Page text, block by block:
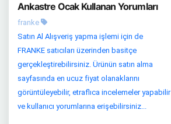
Ankastre Ocak Kullanan Yorumları
franke
Satın Al Alışveriş yapma işlemi için de
FRANKE satıcıları üzerinden basitçe
gerçekleştirebilirsiniz. Ürünün satın alma
sayfasında en ucuz fiyat olanaklarını
görüntüleyebilir, etraflıca incelemeler yapabilir
ve kullanıcı yorumlarına erişebilirsiniz...